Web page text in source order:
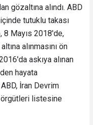
gözaltına alındı. ABD
tutuklu takası
8 Mayıs 2018'de,
alınmasını ön
askıya alınan
hayata
İran Devrim
örgütleri listesine